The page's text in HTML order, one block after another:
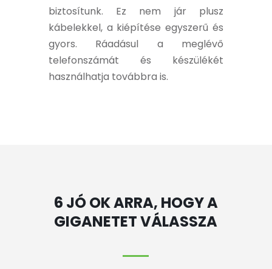
biztosítunk. Ez nem jár plusz
kábelekkel, a kiépítése egyszerű és
gyors. Ráadásul a meglévő
telefonszámát és készülékét
használhatja továbbra is.
6 JÓ OK ARRA, HOGY A
GIGANETET VÁLASSZA